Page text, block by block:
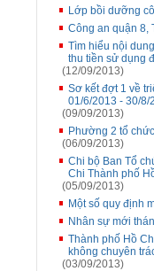
Lớp bồi dưỡng
Công an quận 8,
Tìm hiểu nội
thu tiền sử dụng
(12/09/2013)
Sơ kết đợt 1 về
01/6/2013 - 30/8/
(09/09/2013)
Phường 2 tổ
(06/09/2013)
Chi bộ Ban Tổ
Chi Thành phố
(05/09/2013)
Một số quy định
Nhân sự mới
Thành phố Hồ
không chuyên
(03/09/2013)